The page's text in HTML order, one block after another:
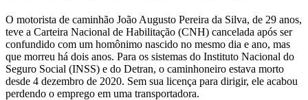
O motorista de caminhão João Augusto Pereira da Silva, de 29 anos,
teve a Carteira Nacional de Habilitação (CNH) cancelada após ser
confundido com um homônimo nascido no mesmo dia e ano, mas
que morreu há dois anos. Para os sistemas do Instituto Nacional do
Seguro Social (INSS) e do Detran, o caminhoneiro estava morto
desde 4 dezembro de 2020. Sem sua licença para dirigir, ele acabou
perdendo o emprego em uma transportadora.